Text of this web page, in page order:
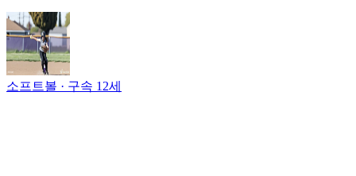
소프트볼 · 구속 12세